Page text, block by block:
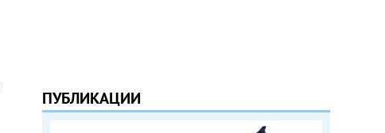
ПУБЛИКАЦИИ